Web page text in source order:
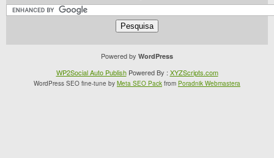
Powered by WordPress
WP2Social Auto PublishPowered By : XYZScripts.com
WordPress SEO fine-tune by Meta SEO Pack from Poradnik Webmastera